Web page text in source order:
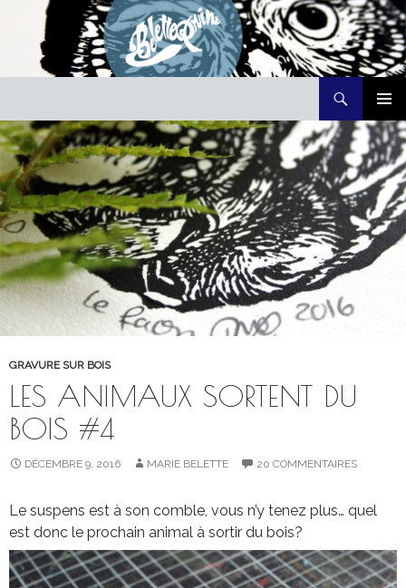
MENU
AU
CONTENU
GRAVURE SUR BOIS
LES ANIMAUX SORTENT DU
BOIS #4
DÉCEMBRE 9, 2016 MARIE BELETTE 20 COMMENTAIRES
Le suspens est à son comble, vous n’y tenez plus… quel
est donc le prochain animal à sortir du bois?